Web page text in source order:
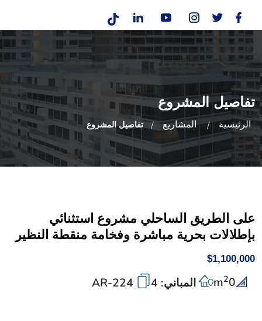
تفاصيل المشروع
الرئيسية المشاريع تفاصيل المشروع
على الطريق الساحلي مشروع استثنائي
بإطلالات بحرية مباشرة وفخامة منقطة النظير
$1,100,000
0
m2 المباني: 4